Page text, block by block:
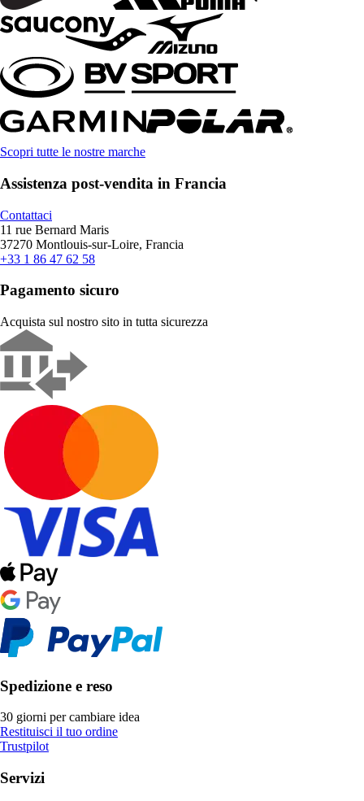
Scopri tutte le nostre marche
Assistenza post-vendita in Francia
Contattaci
11 rue Bernard Maris
37270 Montlouis-sur-Loire, Francia
+33 1 86 47 62 58
Pagamento sicuro
Acquista sul nostro sito in tutta sicurezza
Spedizione e reso
30 giorni per cambiare idea
Restituisci il tuo ordine
Trustpilot
Servizi